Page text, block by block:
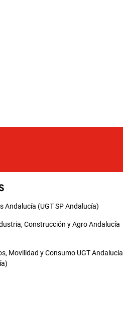
Andalucía (UGT SP Andalucía)
Construcción y Agro Andalucía
Movilidad y Consumo UGT Andalucía